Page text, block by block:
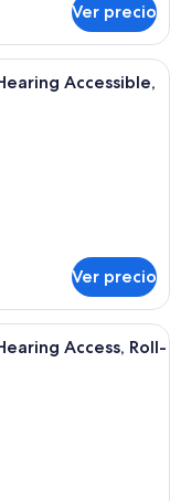
Ver precio
hotel con una cama
Accessible,
Ver precio
hotel con una cama
Access, Roll-